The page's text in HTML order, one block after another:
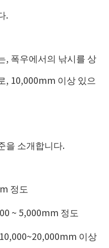
.
, 폭우에서의 낚시를 상
, 10,000mm 이상 있으
을 소개합니다.
정도
~ 5,000mm 정도
이상